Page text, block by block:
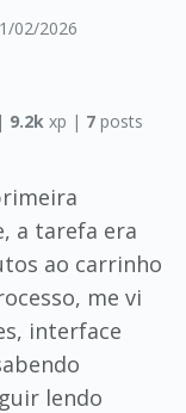
02/2026
| 9.2k xp | 7posts
a tarefa era
ao carrinho
me vi
interface
lendo